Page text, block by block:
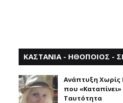
ΚΑΣΤΑΝΙΑ - ΗΘΟΠΟΙΟΣ -
Aνάπτυξη Xωρίς
που «Καταπίνει»
Ταυτότητα